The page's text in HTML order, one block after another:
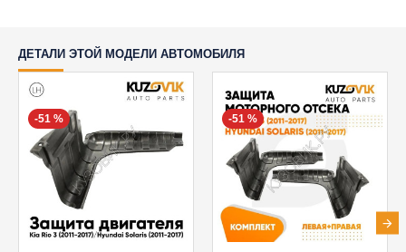
ДЕТАЛИ ЭТОЙ МОДЕЛИ АВТОМОБИЛЯ
-51 % -51 %